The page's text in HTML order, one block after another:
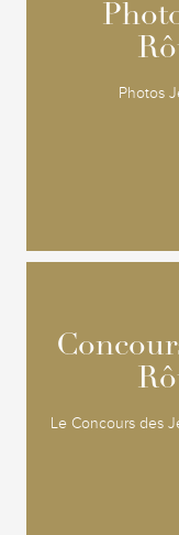
Photos
Le Concours des